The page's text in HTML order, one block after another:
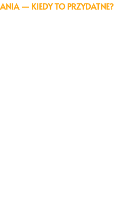
— KIEDY TO PRZYDATNE?